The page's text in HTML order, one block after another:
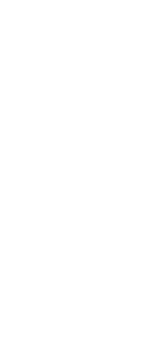
O que é uma
simples para
Como funcionam as
produtos elas